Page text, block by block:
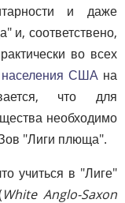
и даже
и, соответствено,
во всех
населения СШАна
что для
необходимо
"Лиги плюща".
учиться в "Лиге"
White Anglo-Saxon